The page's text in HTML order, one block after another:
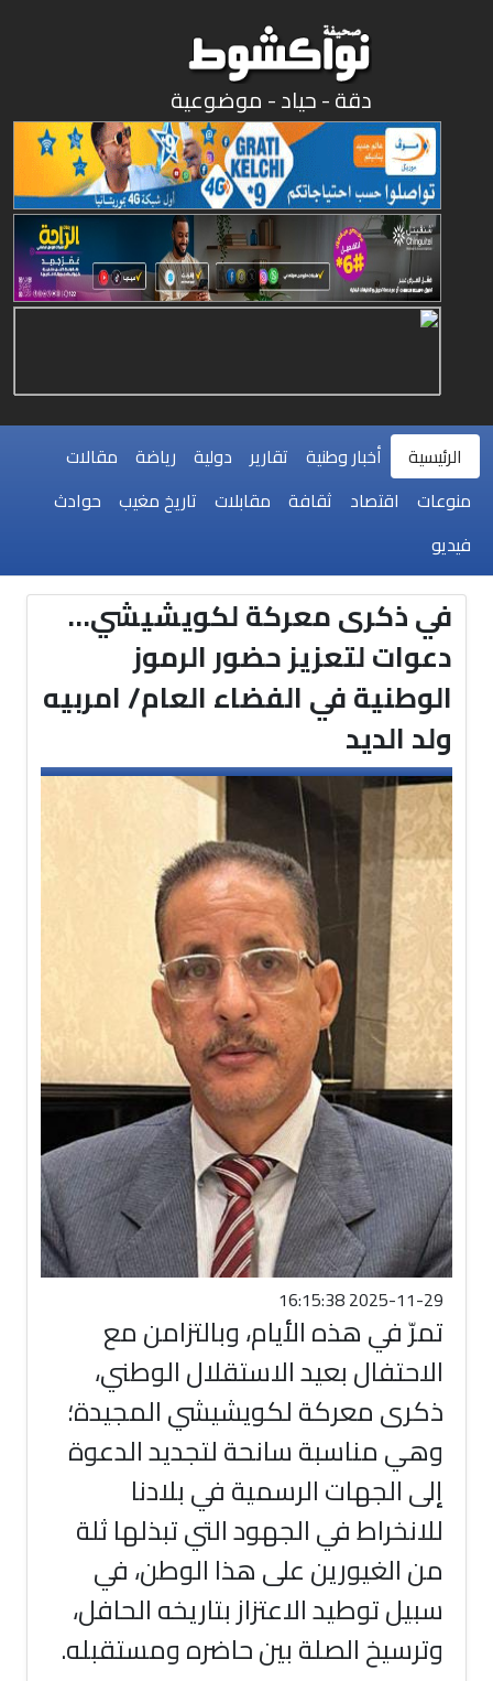
دقة - حياد - موضوعية
الرئيسية أخبار وطنية تقارير دولية رياضة مقالات
منوعات اقتصاد ثقافة مقابلات تاريخ مغيب حوادث
فيديو
في ذكرى معركة لكويشيشي…
دعوات لتعزيز حضور الرموز
الوطنية في الفضاء العام/ امربيه
ولد الديد
2025-11-29 16:15:38
تمرّ في هذه الأيام، وبالتزامن مع
الاحتفال بعيد الاستقلال الوطني،
ذكرى معركة لكويشيشي المجيدة؛
وهي مناسبة سانحة لتجديد الدعوة
إلى الجهات الرسمية في بلادنا
للانخراط في الجهود التي تبذلها ثلة
من الغيورين على هذا الوطن، في
سبيل توطيد الاعتزاز بتاريخه الحافل،
وترسيخ الصلة بين حاضره ومستقبله.